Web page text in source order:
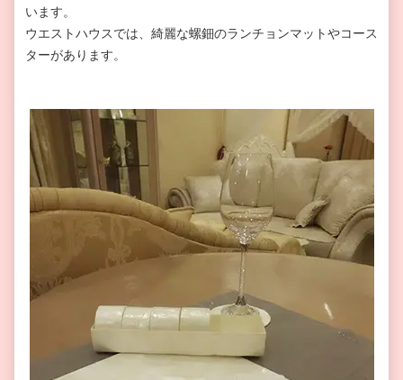
います。
ウエストハウスでは、綺麗な螺鈿のランチョンマットやコース
ターがあります。